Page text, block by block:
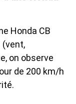
Honda CB
(vent,
on observe
de 200 km/h